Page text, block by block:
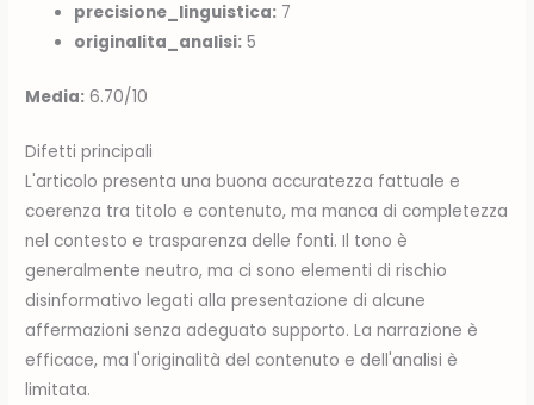
precisione_linguistica: 7
originalita_analisi: 5
Media: 6.70/10
Difetti principali
L'articolo presenta una buona accuratezza fattuale e
coerenza tra titolo e contenuto, ma manca di completezza
nel contesto e trasparenza delle fonti. Il tono è
generalmente neutro, ma ci sono elementi di rischio
disinformativo legati alla presentazione di alcune
affermazioni senza adeguato supporto. La narrazione è
efficace, ma l'originalità del contenuto e dell'analisi è
limitata.